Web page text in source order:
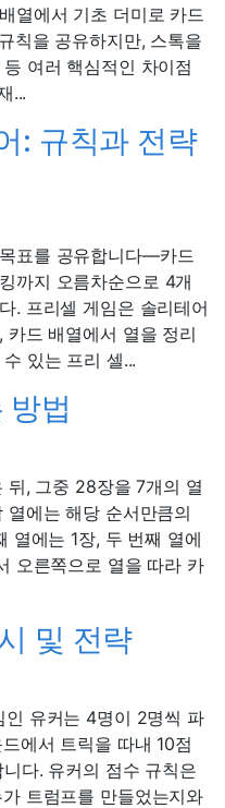
열에서 기초 더미로 카드
칙을 공유하지만, 스톡을
여러 핵심적인 차이점
...
: 규칙과 전략
표를 공유합니다—카드
까지 오름차순으로 4개
. 프리셀 게임은 솔리테어
카드 배열에서 열을 정리
있는 프리 셀...
방법
뒤, 그중 28장을 7개의 열
열에는 해당 순서만큼의
열에는 1장, 두 번째 열에
오른쪽으로 열을 따라 카
및 전략
유커는 4명이 2명씩 파
에서 트릭을 따내 10점
다. 유커의 점수 규칙은
트럼프를 만들었는지와